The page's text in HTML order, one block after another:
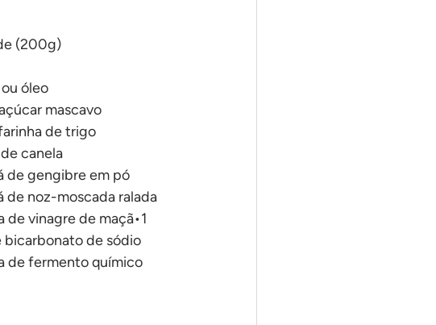
(200g)
óleo
mascavo
de trigo
canela
de gengibre em pó
de noz-moscada ralada
de vinagre de maçã•1
bicarbonato de sódio
de fermento químico